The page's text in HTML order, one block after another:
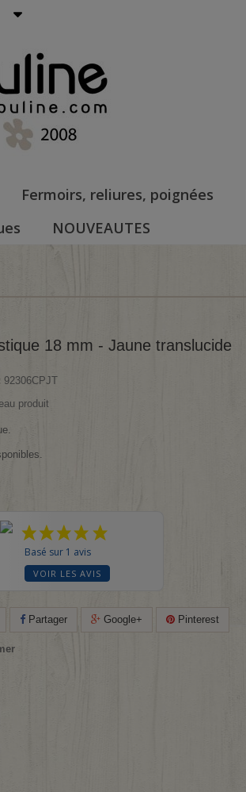
Fermoirs, reliures, poignées
NOUVEAUTES
18 mm - Jaune translucide
92306CPJT
produit
Basé sur 1 avis
VOIR LES AVIS
Partager Google+ Pinterest